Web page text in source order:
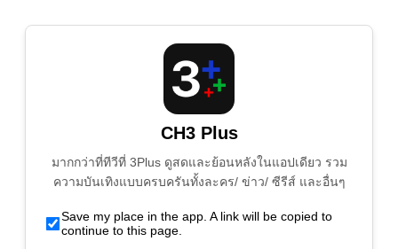
CH3 Plus
มากกว่าที่ทีวีที่ 3Plus ดูสดและย้อนหลังในแอปเดียว รวม
ความบันเทิงแบบครบครันทั้งละคร/ ข่าว/ ซีรีส์ และอื่นๆ
Save my place in the app. A link will be copied to
continue to this page.